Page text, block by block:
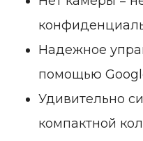
Надежное
помощью
Удивительно
компактной